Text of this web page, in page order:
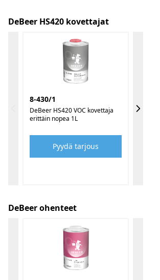
DeBeer HS420 kovettajat
8-430/1
DeBeer HS420 VOC kovettaja
erittäin nopea 1L
Pyydä tarjous
DeBeer ohenteet